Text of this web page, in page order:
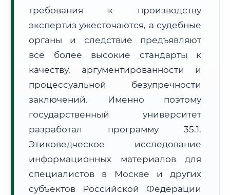
Формат учебы:
Дистанционно
🗺️ Зона обслуживания: г. Москва
Расчет логистики оригиналов:
• Маршрут транзита:
• Экспресс-доставка СДЭК / Почтой: 4–6 рабочих дней
📜 Документы и аккредитация ФИС ФРДО
требования к производству
экспертиз ужесточаются, а судебные
органы и следствие предъявляют
всё более высокие стандарты к
качеству, аргументированности и
процессуальной безупречности
заключений. Именно поэтому
государственный университет
разработал программу 35.1.
Этиковедческое исследование
информационных материалов для
специалистов в Москве и других
субъектов Российской Федерации